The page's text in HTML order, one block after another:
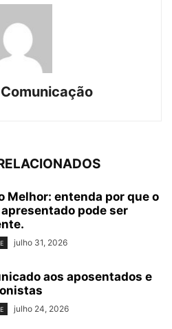
Melhor: entenda por que o
pode ser
julho 31, 2026
aos aposentados e
julho 24, 2026